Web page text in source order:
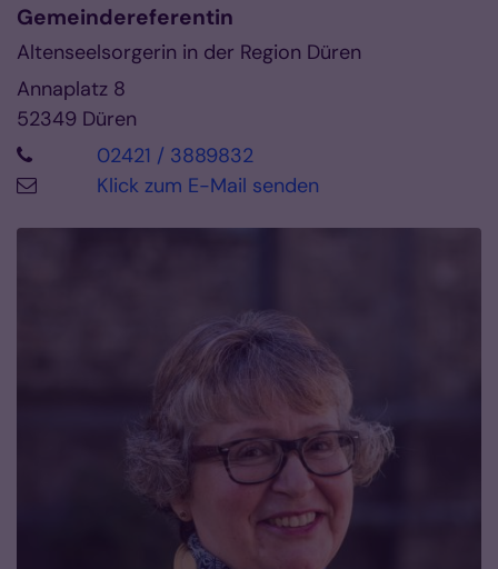
Gemeindereferentin
Altenseelsorgerin in der Region Düren
Annaplatz 8
52349 Düren
02421 / 3889832
Klick zum E-Mail senden